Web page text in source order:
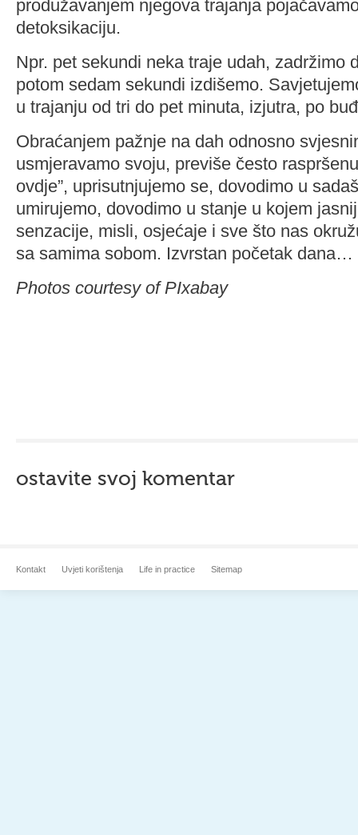
produžavanjem njegova trajanja
detoksikaciju.
Npr. pet sekundi neka traje udah, zadržimo
potom sedam sekundi izdišemo.
u trajanju od tri do pet minuta, izjutra, po
Obraćanjem pažnje na dah odnosno
usmjeravamo svoju, previše često
ovdje”, uprisutnjujemo se, dovodimo u
umirujemo, dovodimo u stanje u kojem
senzacije, misli, osjećaje i sve što nas
sa samima sobom. Izvrstan početak dana…
Photos courtesy of PIxabay
ostavite svoj komentar
Kontakt Uvjeti korištenja Life in practice Sitemap